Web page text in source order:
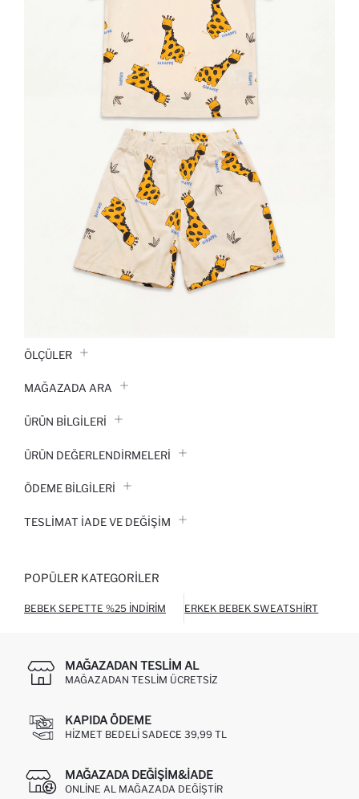
ÖLÇÜLER
MAĞAZADA ARA
ÜRÜN BILGILERI
ÜRÜN DEĞERLENDİRMELERİ
ÖDEME BİLGİLERİ
TESLIMAT İADE VE DEĞIŞIM
POPÜLER KATEGORILER
BEBEK SEPETTE %25 İNDIRIM ERKEK BEBEK SWEATSHIRT
MAĞAZADAN TESLIM AL
MAĞAZADAN TESLIM ÜCRETSIZ
KAPIDA ÖDEME
HIZMET BEDELI SADECE 39,99 TL
MAĞAZADA DEĞIŞIM&İADE
ONLINE AL MAĞAZADA DEĞIŞTIR